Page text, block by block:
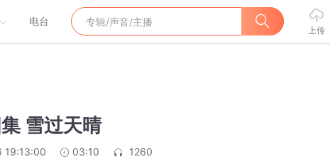
电台
上传
雪过天晴
19:13:00 03:10
1260